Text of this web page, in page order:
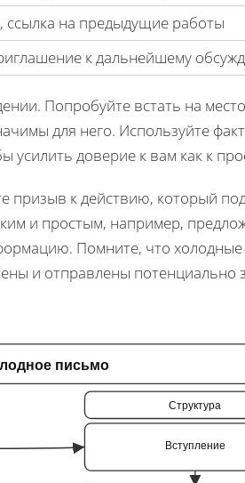
на предыдущие работы
к дальнейшему
Попробуйте встать на
для него. Используйте
доверие к вам как к
призыв к действию, который
и простым, например,
Помните, что
и отправлены потенциально
письмо
Структура
Вступление